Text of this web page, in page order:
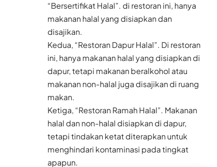
“Bersertifikat Halal”. di restoran ini, hanya
makanan halal yang disiapkan dan
disajikan.
Kedua, “Restoran Dapur Halal”. Di restoran
ini, hanya makanan halal yang disiapkan di
dapur, tetapi makanan beralkohol atau
makanan non-halal juga disajikan di ruang
makan.
Ketiga, “Restoran Ramah Halal”. Makanan
halal dan non-halal disiapkan di dapur,
tetapi tindakan ketat diterapkan untuk
menghindari kontaminasi pada tingkat
apapun.